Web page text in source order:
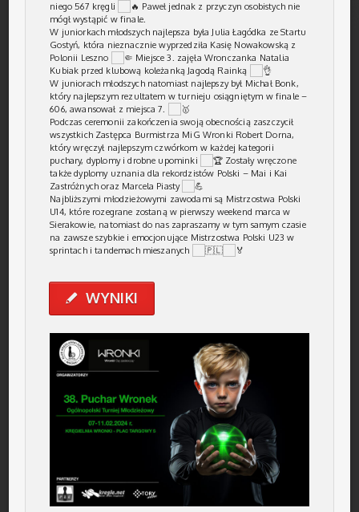
niego 567 kręgli
Paweł jednak z przyczyn osobistych nie
mógł wystąpić w finale.
W juniorkach młodszych najlepsza była Julia Łagódka ze Startu
Gostyń, która nieznacznie wyprzedziła Kasię Nowakowską z
Polonii Leszno
Miejsce 3. zajęła Wronczanka Natalia
Kubiak przed klubową koleżanką Jagodą Rainką
W juniorach młodszych natomiast najlepszy był Michał Bonk,
który najlepszym rezultatem w turnieju osiągniętym w finale –
606, awansował z miejsca 7.
Podczas ceremonii zakończenia swoją obecnością zaszczycił
wszystkich Zastępca Burmistrza MiG Wronki Robert Dorna,
który wręczył najlepszym czwórkom w każdej kategorii
puchary, dyplomy i drobne upominki
Zostały wręczone
także dyplomy uznania dla rekordzistów Polski – Mai i Kai
Zastróżnych oraz Marcela Piasty
Najbliższymi młodzieżowymi zawodami są Mistrzostwa Polski
U14, które rozegrane zostaną w pierwszy weekend marca w
Sierakowie, natomiast do nas zapraszamy w tym samym czasie
na zawsze szybkie i emocjonujące Mistrzostwa Polski U23 w
sprintach i tandemach mieszanych
✎ WYNIKI